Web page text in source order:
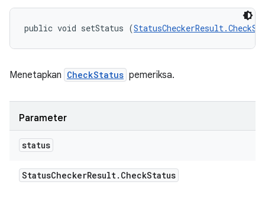
public void setStatus (
Menetapkan CheckStatus pemeriksa.
Parameter
status
StatusCheckerResult. CheckStatus